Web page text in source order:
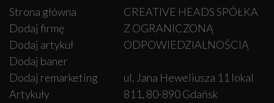
Strona główna
Dodaj firmę
Dodaj artykuł
Dodaj baner
Dodaj remarketing
Artykuły
CREATIVE HEADS SPÓŁKA
Z OGRANICZONĄ
ODPOWIEDZIALNOŚCIĄ
ul. Jana Heweliusza 11 lokal
811, 80-890 Gdańsk